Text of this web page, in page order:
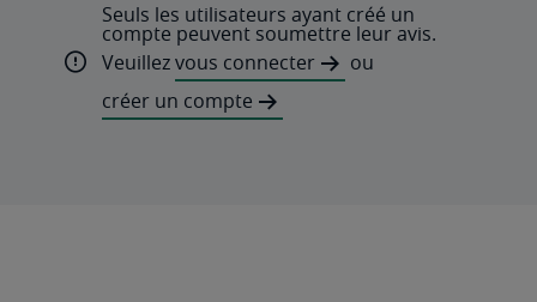
Seuls les utilisateurs ayant créé un
compte peuvent soumettre leur avis.
Veuillezvous connecter
ou
créer un compte